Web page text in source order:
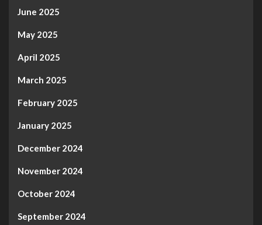
June 2025
May 2025
April 2025
March 2025
February 2025
January 2025
December 2024
November 2024
October 2024
September 2024